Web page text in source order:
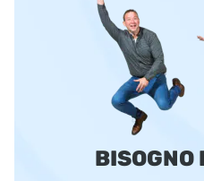
BISOGNO